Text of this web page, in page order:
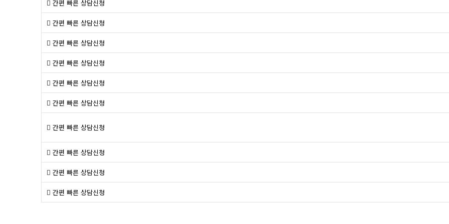
간편 빠른 상담신청
간편 빠른 상담신청
간편 빠른 상담신청
간편 빠른 상담신청
간편 빠른 상담신청
간편 빠른 상담신청
간편 빠른 상담신청
간편 빠른 상담신청
간편 빠른 상담신청
간편 빠른 상담신청